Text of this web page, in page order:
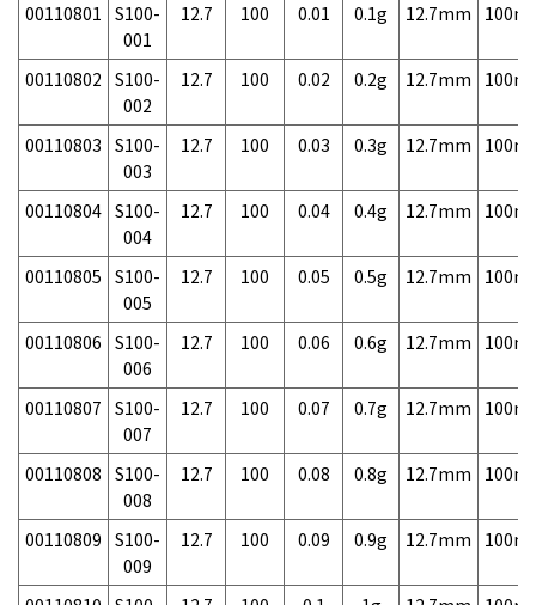
00110801 S100-
001
12.7 100 0.01 0.1g 12.7mm
00110802 S100-
002
12.7 100 0.02 0.2g 12.7mm
00110803 S100-
003
12.7 100 0.03 0.3g 12.7mm
00110804 S100-
004
12.7 100 0.04 0.4g 12.7mm
00110805 S100-
005
12.7 100 0.05 0.5g 12.7mm
00110806 S100-
006
12.7 100 0.06 0.6g 12.7mm
00110807 S100-
007
12.7 100 0.07 0.7g 12.7mm
00110808 S100-
008
12.7 100 0.08 0.8g 12.7mm
00110809 S100-
009
12.7 100 0.09 0.9g 12.7mm